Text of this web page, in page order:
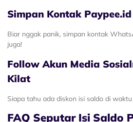
Simpan Kontak
Biar nggak panik, simpan kontak
juga!
Follow Akun Media
Kilat
Siapa tahu ada diskon isi saldo di
FAQ Seputar Isi Saldo